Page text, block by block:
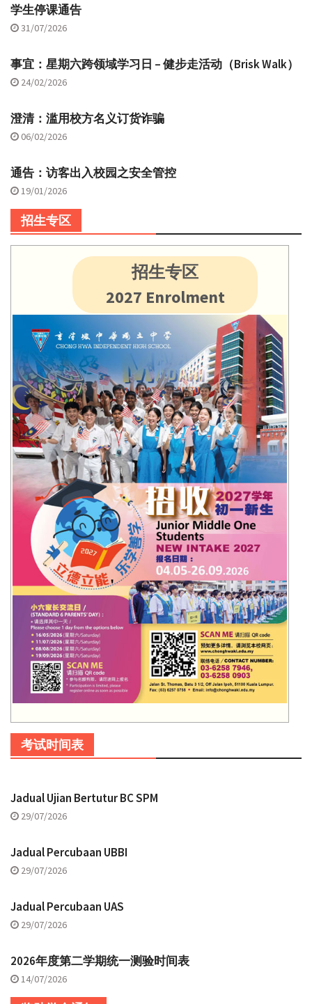
学生停课通告
31/07/2026
事宜：星期六跨领域学习日 – 健步走活动（Brisk Walk）
24/02/2026
澄清：滥用校方名义订货诈骗
06/02/2026
通告：访客出入校园之安全管控
19/01/2026
招生专区
招生专区
2027 Enrolment
考试时间表
Jadual Ujian Bertutur BC SPM
29/07/2026
Jadual Percubaan UBBI
29/07/2026
Jadual Percubaan UAS
29/07/2026
2026年度第二学期统一测验时间表
14/07/2026